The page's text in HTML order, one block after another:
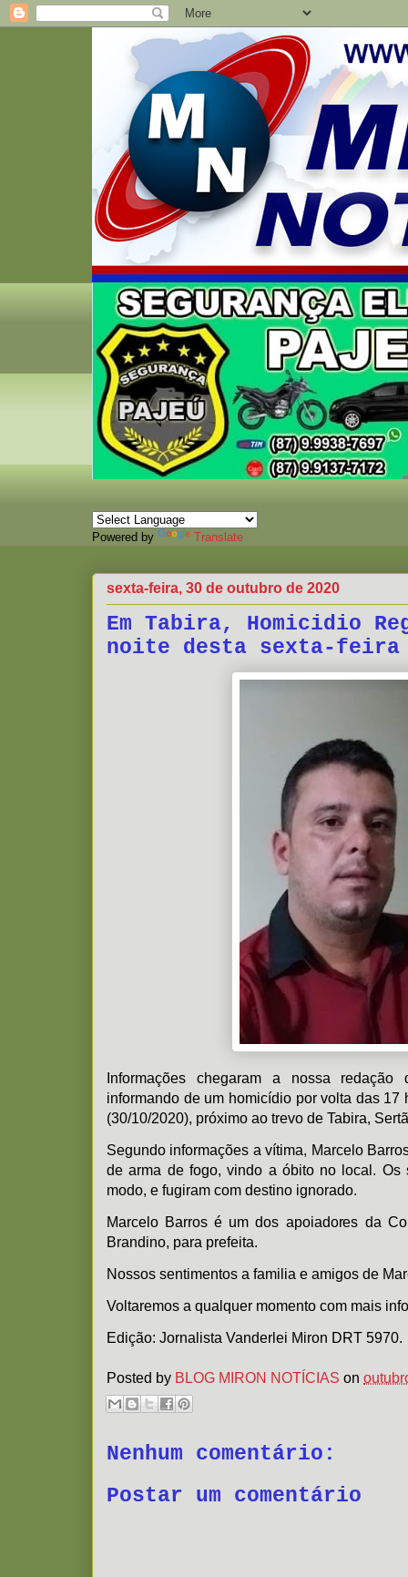
Powered by Translate
sexta-feira, 30 de outubro de 2020
Em Tabira, Homicidio
noite desta sexta-
Informações chegaram a nossa
informando de um homicídio por volta das 17
(30/10/2020), próximo ao trevo de Tabira,
Segundo informações a vítima, Marcelo
de arma de fogo, vindo a óbito no local. Os
modo, e fugiram com destino ignorado.
Marcelo Barros é um dos apoiadores da
Brandino, para prefeita.
Nossos sentimentos a familia e amigos de
Voltaremos a qualquer momento com mais
Edição: Jornalista Vanderlei Miron DRT 5970.
Posted by BLOG MIRON NOTÍCIAS on
Nenhum comentário:
Postar um comentário